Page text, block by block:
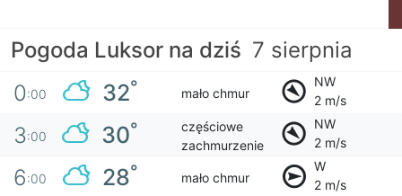
Pogoda Luksor na dziś 7 sierpnia
0:00 32° mało chmur
NW
2 m/s
3:00 30°
częściowe
zachmurzenie
NW
2 m/s
6:00 28° mało chmur
W
2 m/s